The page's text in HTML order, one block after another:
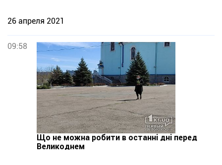
26 апреля 2021
09:58
Що не можна робити в останні дні перед
Великоднем